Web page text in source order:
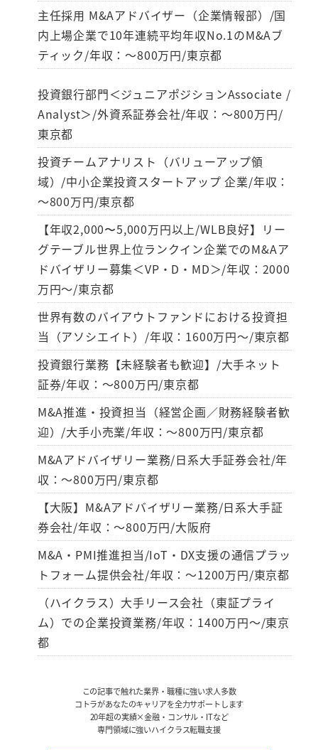
主任採用 M&Aアドバイザー（企業情報部）/国
内上場企業で10年連続平均年収No.1のM&Aブ
ティック/年収：～800万円/東京都
投資銀行部門＜ジュニアポジションAssociate /
Analyst＞/外資系証券会社/年収：～800万円/
東京都
投資チームアナリスト（バリューアップ領
域）/中小企業投資スタートアップ 企業/年収：
～800万円/東京都
【年収2,000〜5,000万円以上/WLB良好】リー
グテーブル世界上位ランクイン企業でのM&Aア
ドバイザリー募集＜VP・D・MD＞/年収：2000
万円～/東京都
世界有数のバイアウトファンドにおける投資担
当（アソシエイト）/年収：1600万円～/東京都
投資銀行業務【未経験者も歓迎】/大手ネット
証券/年収：～800万円/東京都
M&A推進・投資担当（経営企画／財務経験者歓
迎）/大手小売業/年収：～800万円/東京都
M&Aアドバイザリー業務/日系大手証券会社/年
収：～800万円/東京都
【大阪】M&Aアドバイザリー業務/日系大手証
券会社/年収：～800万円/大阪府
M&A・PMI推進担当/IoT・DX支援の通信プラッ
トフォーム提供会社/年収：～1200万円/東京都
（ハイクラス）大手リース会社（東証プライ
ム）での企業投資業務/年収：1400万円～/東京
都
この記事で触れた業界・職種に強い求人多数
コトラがあなたのキャリアを全力サポートします
20年超の実績×金融・コンサル・ITなど
専門領域に強いハイクラス転職支援